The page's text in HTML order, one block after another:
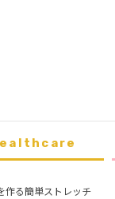
作る簡単ストレッチ